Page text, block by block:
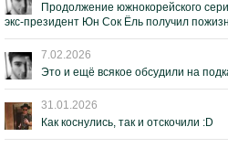
Продолжение южнокорейского
экс-президент Юн Сок Ёль получил
7.02.2026
Это и ещё всякое обсудили на
31.01.2026
Как коснулись, так и отскочили :D